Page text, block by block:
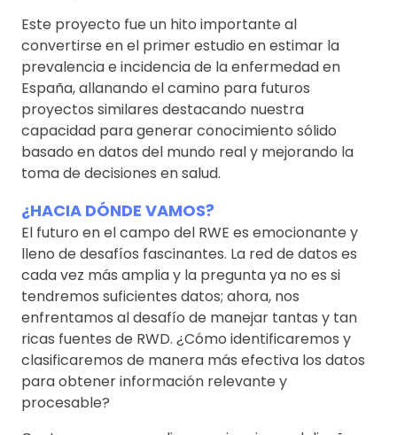
Este proyecto fue un hito importante al
convertirse en el primer estudio en estimar la
prevalencia e incidencia de la enfermedad en
España, allanando el camino para futuros
proyectos similares destacando nuestra
capacidad para generar conocimiento sólido
basado en datos del mundo real y mejorando la
toma de decisiones en salud.
¿HACIA DÓNDE VAMOS?
El futuro en el campo del RWE es emocionante y
lleno de desafíos fascinantes. La red de datos es
cada vez más amplia y la pregunta ya no es si
tendremos suficientes datos; ahora, nos
enfrentamos al desafío de manejar tantas y tan
ricas fuentes de RWD. ¿Cómo identificaremos y
clasificaremos de manera más efectiva los datos
para obtener información relevante y
procesable?